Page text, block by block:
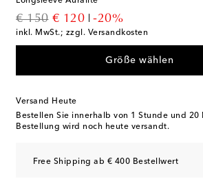
€ 150
original price
€ 120
discount price
-20%
inkl. MwSt.; zzgl. Versandkosten
Größe wählen
Versand Heute
Bestellen Sie innerhalb von 1 Stunde und 20
Bestellung wird noch heute versandt.
Free Shipping ab € 400 Bestellwert